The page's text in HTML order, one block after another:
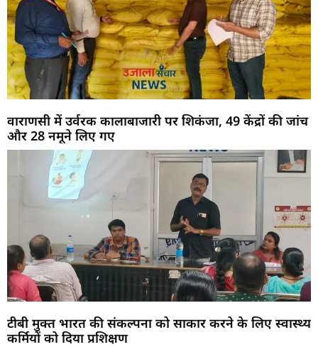
वाराणसी में उर्वरक कालाबाजारी पर शिकंजा, 49 केंद्रों की जांच
और 28 नमूने लिए गए
टीबी मुक्त भारत की संकल्पना को साकार करने के लिए स्वास्थ्य
कर्मियों को दिया प्रशिक्षण